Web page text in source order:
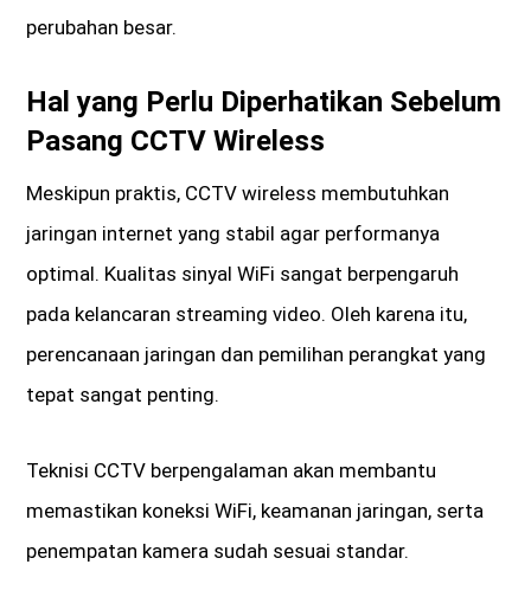
perubahan besar.
Hal yang Perlu Diperhatikan Sebelum
Pasang CCTV Wireless
Meskipun praktis, CCTV wireless membutuhkan
jaringan internet yang stabil agar performanya
optimal. Kualitas sinyal WiFi sangat berpengaruh
pada kelancaran streaming video. Oleh karena itu,
perencanaan jaringan dan pemilihan perangkat yang
tepat sangat penting.
Teknisi CCTV berpengalaman akan membantu
memastikan koneksi WiFi, keamanan jaringan, serta
penempatan kamera sudah sesuai standar.